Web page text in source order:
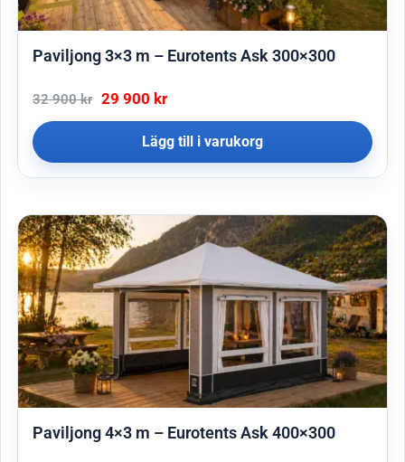
Paviljong 3×3 m – Eurotents Ask 300×300
32 900kr 29 900 kr
Lägg till i varukorg
Paviljong 4×3 m – Eurotents Ask 400×300